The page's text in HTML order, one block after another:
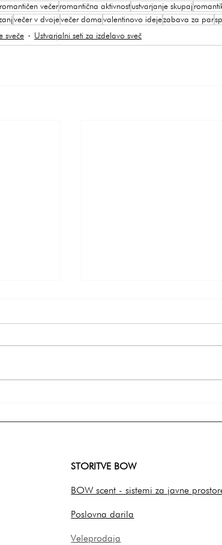
romantičen večerromantična aktivnostustvarjanje skupaj
večer v dvojevečer domavalentinovo idejezabava za par
sveče Ustvarjalni seti za izdelavo sveč
STORITVE BOW
BOW scent - sistemi za javne
Poslovna darila
Veleprodaja